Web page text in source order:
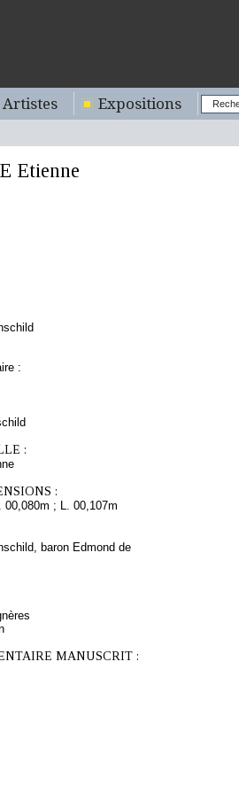
Artistes Expositions
Etienne
:
:
:
00,080m ; L. 00,107m
baron Edmond de
MANUSCRIT :